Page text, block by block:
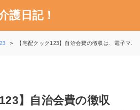
護日記！
【宅配クック123】自治会費の徴収は、電子マ
】自治会費の徴収